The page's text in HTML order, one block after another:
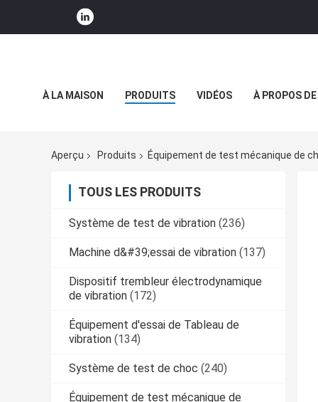
À LA MAISON PRODUITS VIDÉOS À PROPOS
Aperçu Produits Équipement de test mécanique de
TOUS LES PRODUITS
Système de test de vibration (236)
Machine d&#39;essai de vibration (137)
Dispositif trembleur électrodynamique
de vibration (172)
Équipement d'essai de Tableau de
vibration (134)
Système de test de choc (240)
Équipement de test mécanique de